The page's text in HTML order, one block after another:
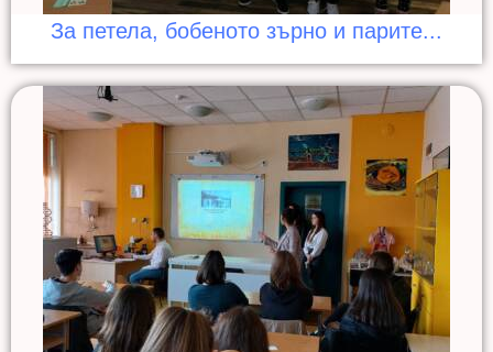
За петела, бобеното зърно и парите...